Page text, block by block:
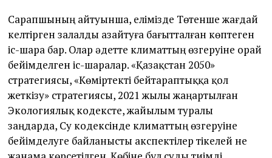
Сарапшының айтуынша, елімізде Төтенше жағдай
келтірген залалды азайтуға бағытталған көптеген
іс-шара бар. Олар әдетте климаттың өзгеруіне орай
бейімделген іс-шаралар. «Қазақстан 2050»
стратегиясы, «Көміртекті бейтараптыққа қол
жеткізу» стратегиясы, 2021 жылы жаңартылған
Экологиялық кодексте, жайылым туралы
заңдарда, Су кодексінде климаттың өзгеруіне
бейімделуге байланысты акспектілер тікелей не